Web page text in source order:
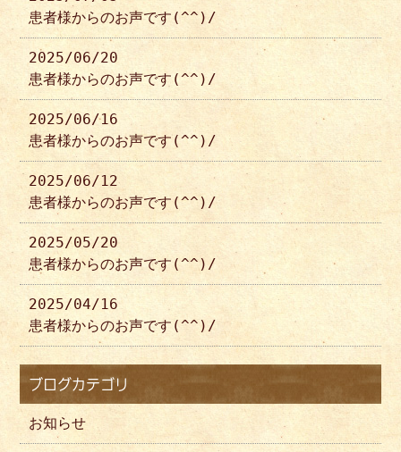
患者様からのお声です(^^)/
2025/06/20
患者様からのお声です(^^)/
2025/06/16
患者様からのお声です(^^)/
2025/06/12
患者様からのお声です(^^)/
2025/05/20
患者様からのお声です(^^)/
2025/04/16
患者様からのお声です(^^)/
ブログカテゴリ
お知らせ